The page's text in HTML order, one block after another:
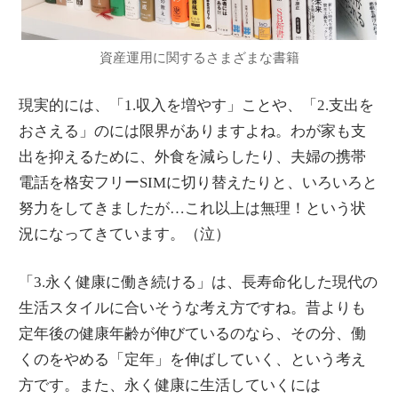
資産運用に関するさまざまな書籍
現実的には、「1.収入を増やす」ことや、「2.支出を
おさえる」のには限界がありますよね。わが家も支
出を抑えるために、外食を減らしたり、夫婦の携帯
電話を格安フリーSIMに切り替えたりと、いろいろと
努力をしてきましたが…これ以上は無理！という状
況になってきています。（泣）
「3.永く健康に働き続ける」は、長寿命化した現代の
生活スタイルに合いそうな考え方ですね。昔よりも
定年後の健康年齢が伸びているのなら、その分、働
くのをやめる「定年」を伸ばしていく、という考え
方です。また、永く健康に生活していくには